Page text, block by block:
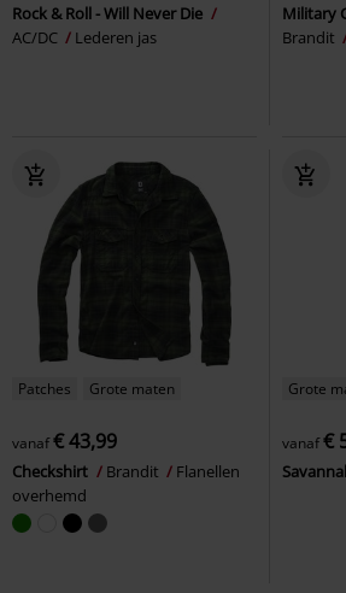
Rock & Roll - Will Never Die
AC/DC
Lederen jas
Military
Brandit
Patches Grote maten
vanaf€ 43,99
Checkshirt Brandit
Flanellen
overhemd
Grote
vanaf€